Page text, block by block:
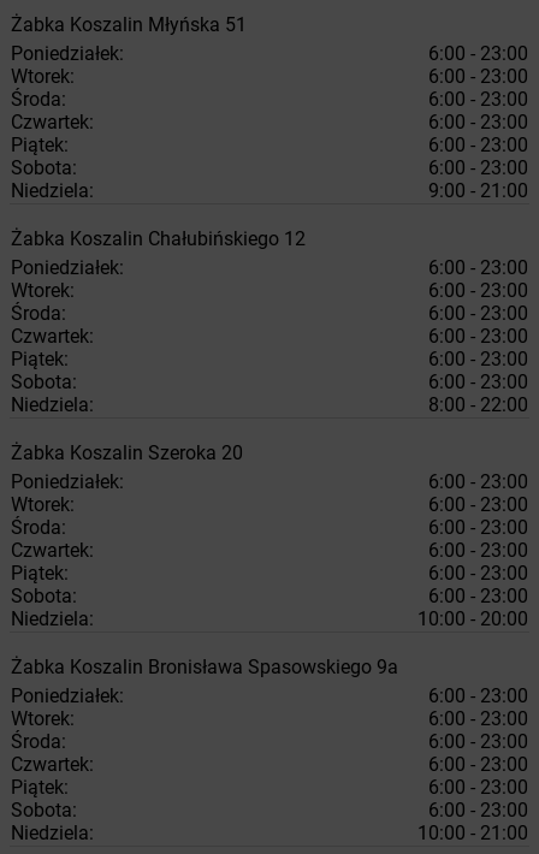
Żabka Koszalin Młyńska 51
Poniedziałek:
6:00 - 23:00
Wtorek:
6:00 - 23:00
Środa:
6:00 - 23:00
Czwartek:
6:00 - 23:00
Piątek:
6:00 - 23:00
Sobota:
6:00 - 23:00
Niedziela:
9:00 - 21:00
Żabka Koszalin Chałubińskiego 12
Poniedziałek:
6:00 - 23:00
Wtorek:
6:00 - 23:00
Środa:
6:00 - 23:00
Czwartek:
6:00 - 23:00
Piątek:
6:00 - 23:00
Sobota:
6:00 - 23:00
Niedziela:
8:00 - 22:00
Żabka Koszalin Szeroka 20
Poniedziałek:
6:00 - 23:00
Wtorek:
6:00 - 23:00
Środa:
6:00 - 23:00
Czwartek:
6:00 - 23:00
Piątek:
6:00 - 23:00
Sobota:
6:00 - 23:00
Niedziela:
10:00 - 20:00
Żabka Koszalin Bronisława Spasowskiego 9a
Poniedziałek:
6:00 - 23:00
Wtorek:
6:00 - 23:00
Środa:
6:00 - 23:00
Czwartek:
6:00 - 23:00
Piątek:
6:00 - 23:00
Sobota:
6:00 - 23:00
Niedziela:
10:00 - 21:00